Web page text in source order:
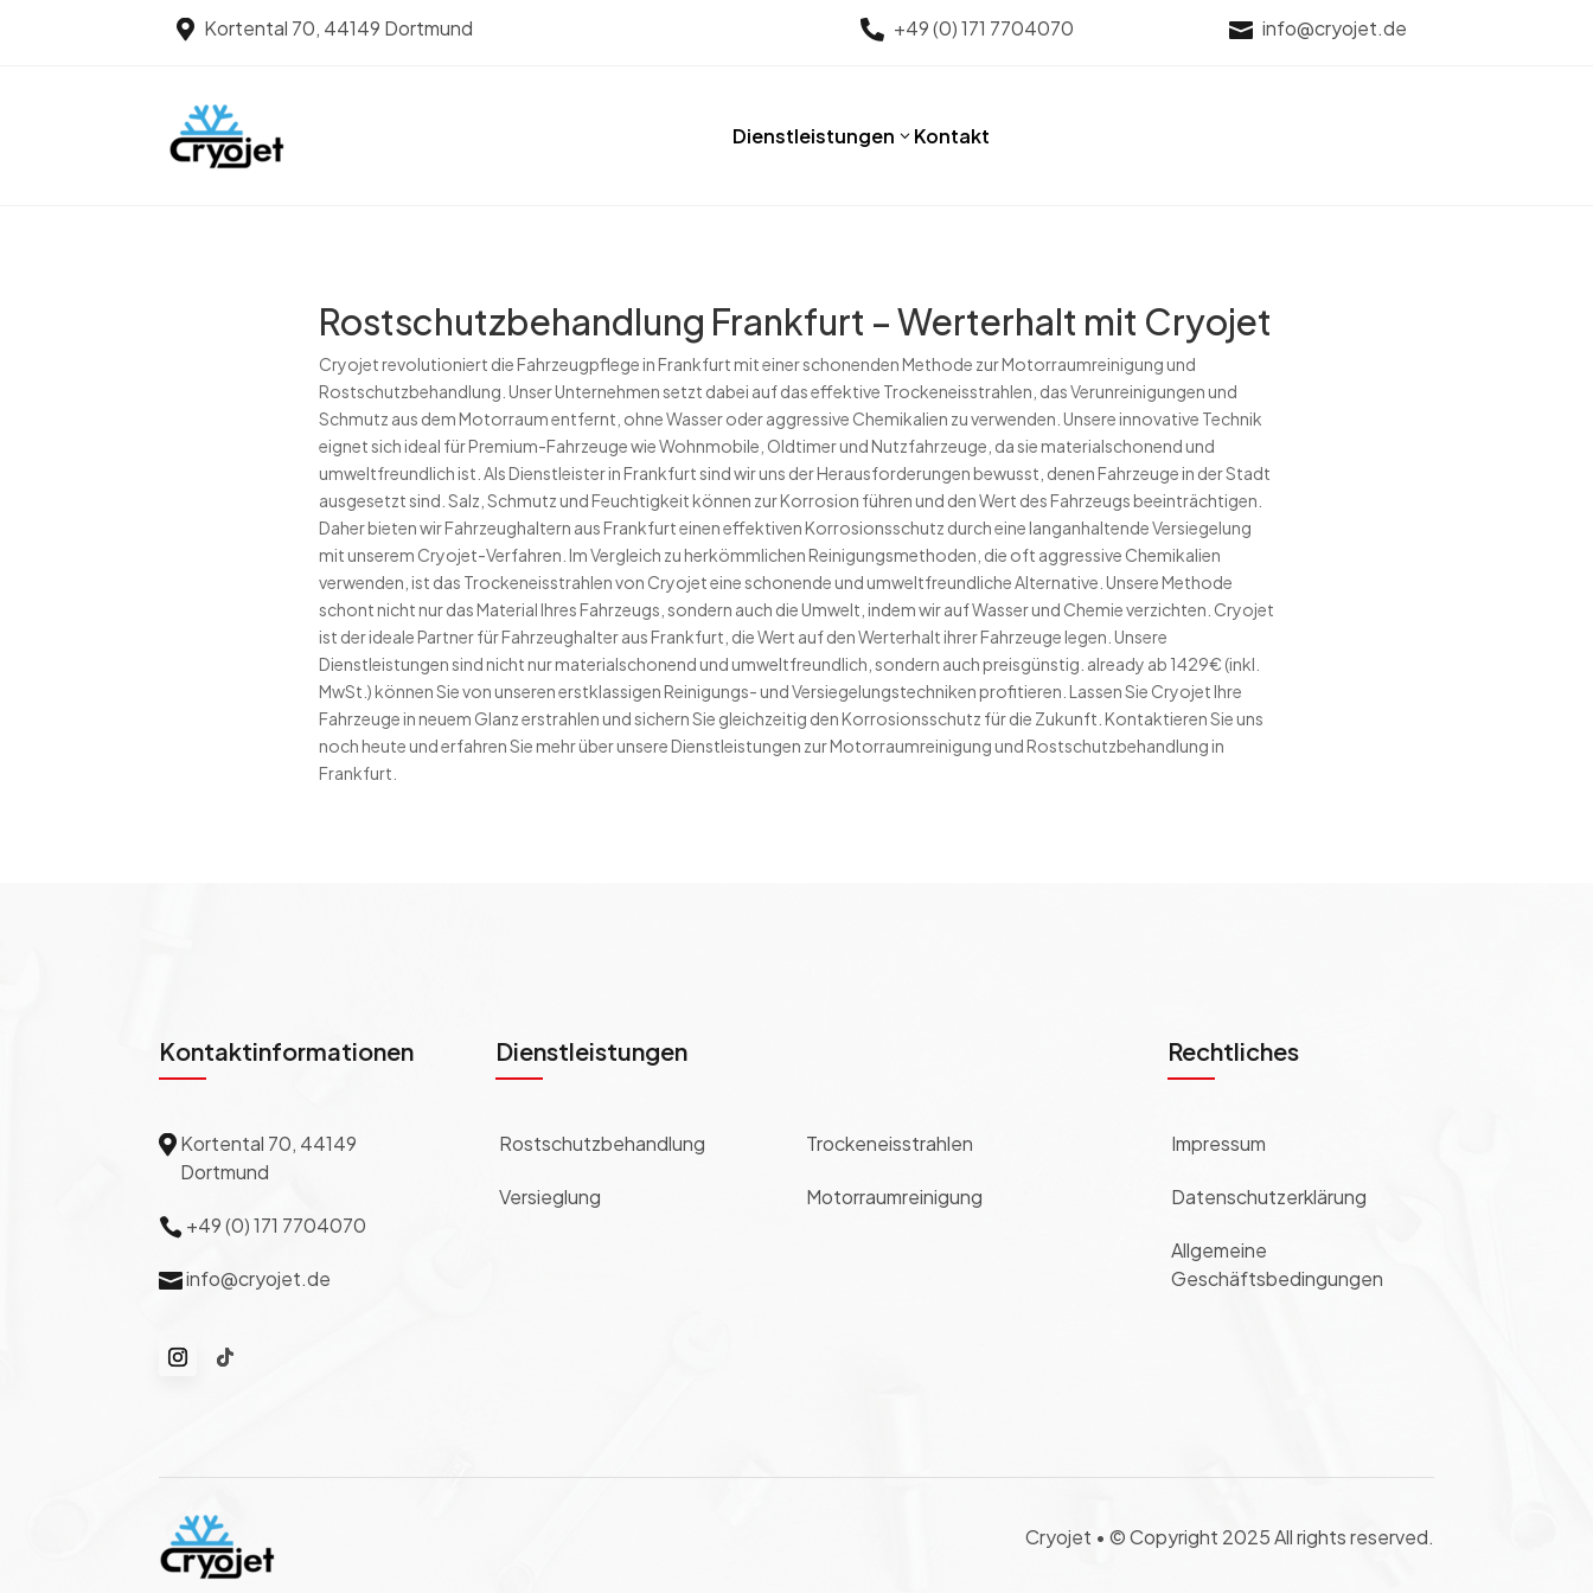
 Kortental 70, 44149 Dortmund  +49 (0) 171 7704070  info@cryojet.de
Dienstleistungen 3 Kontakt
Rostschutzbehandlung Frankfurt – Werterhalt mit Cryojet
Cryojet revolutioniert die Fahrzeugpflege in Frankfurt mit einer schonenden Methode zur Motorraumreinigung und
Rostschutzbehandlung. Unser Unternehmen setzt dabei auf das effektive Trockeneisstrahlen, das Verunreinigungen und
Schmutz aus dem Motorraum entfernt, ohne Wasser oder aggressive Chemikalien zu verwenden. Unsere innovative Technik
eignet sich ideal für Premium-Fahrzeuge wie Wohnmobile, Oldtimer und Nutzfahrzeuge, da sie materialschonend und
umweltfreundlich ist. Als Dienstleister in Frankfurt sind wir uns der Herausforderungen bewusst, denen Fahrzeuge in der Stadt
ausgesetzt sind. Salz, Schmutz und Feuchtigkeit können zur Korrosion führen und den Wert des Fahrzeugs beeinträchtigen.
Daher bieten wir Fahrzeughaltern aus Frankfurt einen effektiven Korrosionsschutz durch eine langanhaltende Versiegelung
mit unserem Cryojet-Verfahren. Im Vergleich zu herkömmlichen Reinigungsmethoden, die oft aggressive Chemikalien
verwenden, ist das Trockeneisstrahlen von Cryojet eine schonende und umweltfreundliche Alternative. Unsere Methode
schont nicht nur das Material Ihres Fahrzeugs, sondern auch die Umwelt, indem wir auf Wasser und Chemie verzichten. Cryojet
ist der ideale Partner für Fahrzeughalter aus Frankfurt, die Wert auf den Werterhalt ihrer Fahrzeuge legen. Unsere
Dienstleistungen sind nicht nur materialschonend und umweltfreundlich, sondern auch preisgünstig. already ab 1429€ (inkl.
MwSt.) können Sie von unseren erstklassigen Reinigungs- und Versiegelungstechniken profitieren. Lassen Sie Cryojet Ihre
Fahrzeuge in neuem Glanz erstrahlen und sichern Sie gleichzeitig den Korrosionsschutz für die Zukunft. Kontaktieren Sie uns
noch heute und erfahren Sie mehr über unsere Dienstleistungen zur Motorraumreinigung und Rostschutzbehandlung in
Frankfurt.
Kontaktinformationen
Kortental 70, 44149
Dortmund
 +49 (0) 171 7704070
info@cryojet.de
Dienstleistungen
Rostschutzbehandlung Trockeneisstrahlen
Versieglung Motorraumreinigung
Rechtliches
Impressum
Datenschutzerklärung
Allgemeine
Geschäftsbedingungen
Cryojet • © Copyright 2025 All rights reserved.